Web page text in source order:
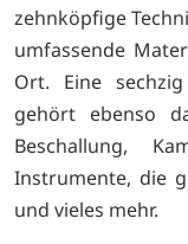
zehnköpfige
umfassende
Ort. Eine
gehört ebenso
Beschallung,
Instrumente, die
und vieles mehr.